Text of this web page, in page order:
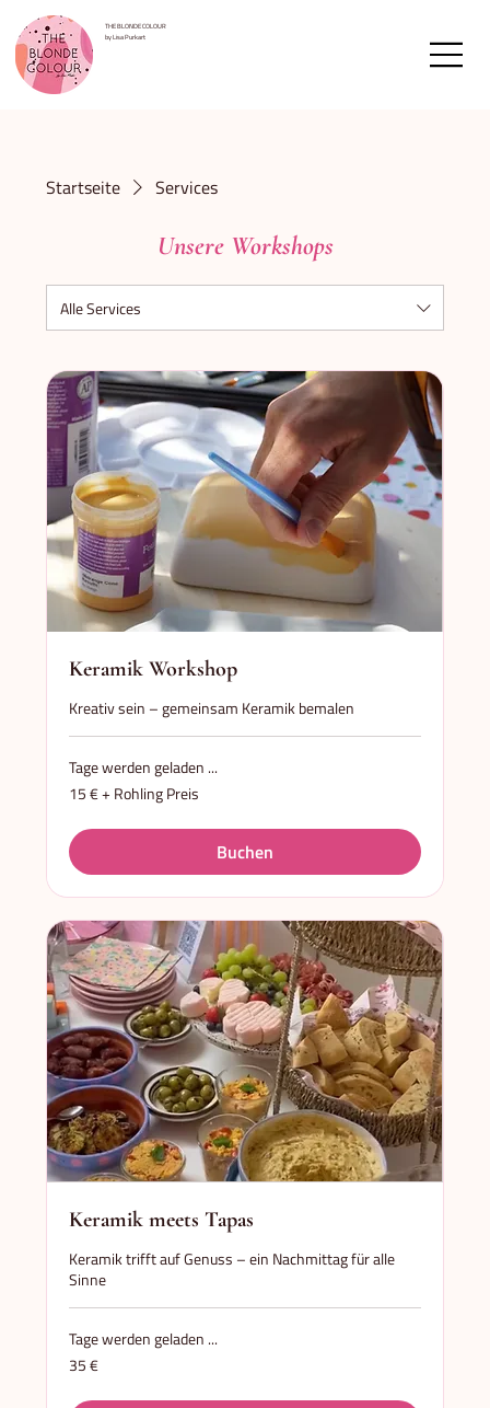
THE BLONDE COLOUR
by Lisa Purkart
Startseite Services
Unsere Workshops
Alle Services
Keramik Workshop
Kreativ sein – gemeinsam Keramik bemalen
Tage werden geladen ...
15
€
Preis
15 € + Rohling Preis
Buchen
Keramik meets Tapas
Keramik trifft auf Genuss – ein Nachmittag für alle
Sinne
Tage werden geladen ...
35
Euro
35 €